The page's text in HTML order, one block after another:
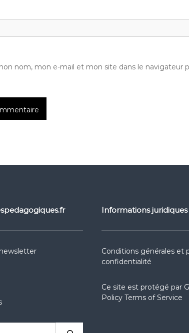
nom, mon e-mail et mon site dans le navigateur
Informations juridiques
Conditions générales et
confidentialité
Ce site est protégé par
Policy Terms of Service